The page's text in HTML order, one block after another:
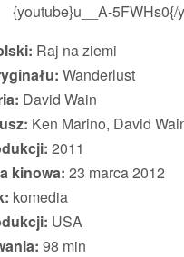
{youtube}u__A-5FWHs0{/
Raj na ziemi
Wanderlust
David Wain
Ken Marino, David
2011
kinowa: 23 marca 2012
komedia
USA
98 min